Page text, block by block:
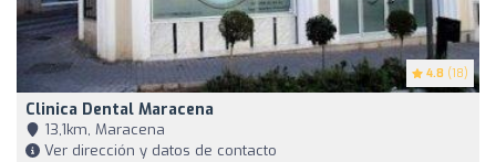
4.8 (18)
Clinica Dental Maracena
13,1km, Maracena
Ver dirección y datos de contacto